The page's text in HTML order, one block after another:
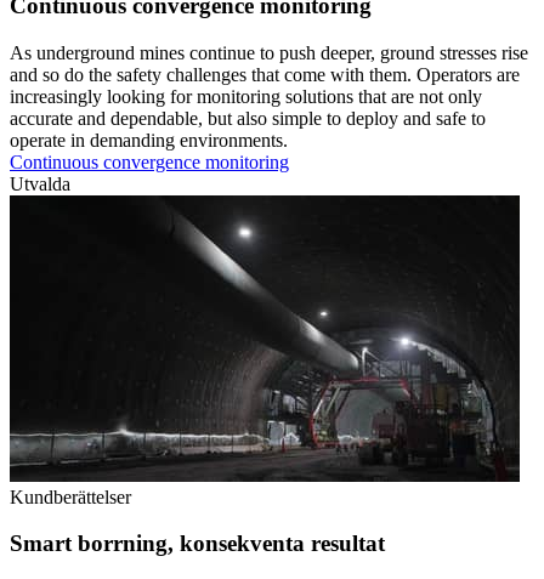
Continuous convergence monitoring
As underground mines continue to push deeper, ground stresses rise
and so do the safety challenges that come with them. Operators are
increasingly looking for monitoring solutions that are not only
accurate and dependable, but also simple to deploy and safe to
operate in demanding environments.
Continuous convergence monitoring
Utvalda
Kundberättelser
Smart borrning, konsekventa resultat